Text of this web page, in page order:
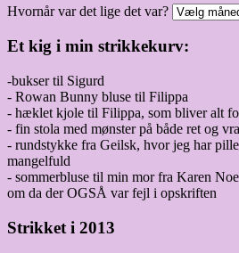
Hvornår var det lige det var?
Et kig i min strikkekurv:
-bukser til Sigurd
- Rowan Bunny bluse til Filippa
- hæklet kjole til Filippa, som bliver alt
- fin stola med mønster på både ret og
- rundstykke fra Geilsk, hvor jeg har
mangelfuld
- sommerbluse til min mor fra Karen
om da der OGSÅ var fejl i opskriften
Strikket i 2013